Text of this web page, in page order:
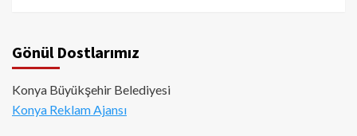
Gönül Dostlarımız
Konya Büyükşehir Belediyesi
Konya Reklam Ajansı